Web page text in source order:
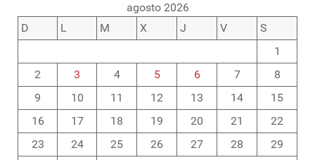
agosto 2026
D
L M X J V
S
1
2
3 4 5 6 7
8
9
10 11 12 13 14
15
16
17 18 19 20 21
22
23
24 25 26 27 28
29